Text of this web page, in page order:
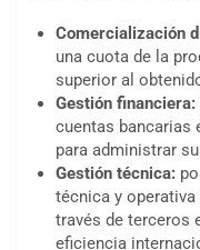
Comercialización
una cuota de la
superior al
Gestión financiera:
cuentas bancarias
para administrar
Gestión técnica:
técnica y
través de terceros
eficiencia